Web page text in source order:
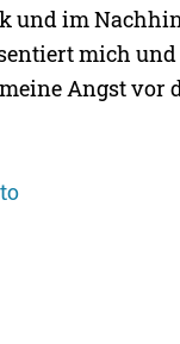
und im
mich
Angst vor